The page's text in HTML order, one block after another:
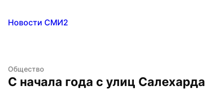
Новости СМИ2
Общество
С начала года с улиц Салехарда